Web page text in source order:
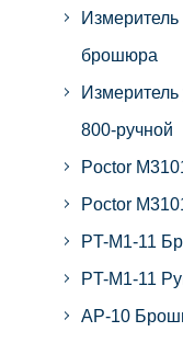
брошюра
800-ручной
Poctor
Poctor
PT-M1-11
PT-M1-11
AP-10